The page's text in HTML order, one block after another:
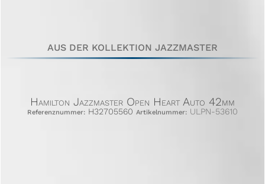
AUS DER KOLLEKTION JAZZMASTER
Hamilton Jazzmaster Open Heart Auto 42mm
Referenznummer: H32705560 Artikelnummer: ULPN-53610